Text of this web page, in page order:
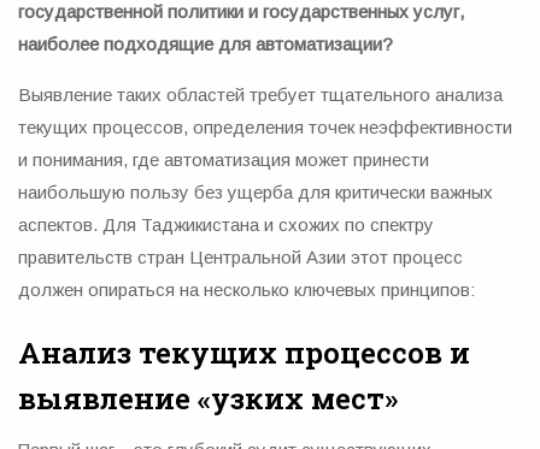
государственной политики и государственных услуг,
наиболее подходящие для автоматизации?
Выявление таких областей требует тщательного анализа
текущих процессов, определения точек неэффективности
и понимания, где автоматизация может принести
наибольшую пользу без ущерба для критически важных
аспектов. Для Таджикистана и схожих по спектру
правительств стран Центральной Азии этот процесс
должен опираться на несколько ключевых принципов:
Анализ текущих процессов и
выявление «узких мест»